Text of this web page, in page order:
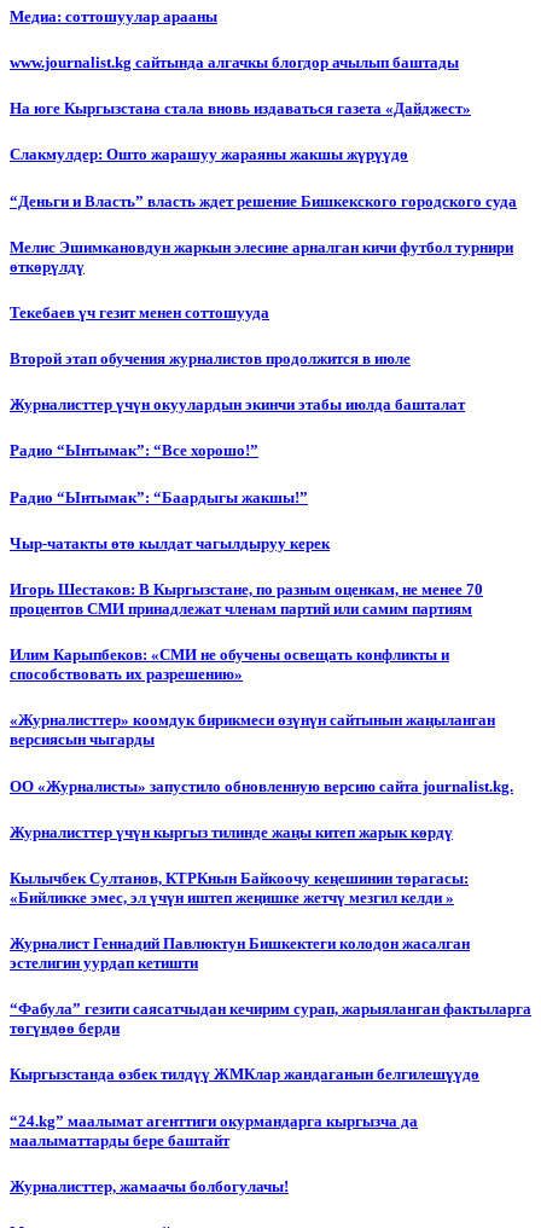
Медиа: соттошуулар арааны
www.journalist.kg сайтында алгачкы блогдор ачылып баштады
На юге Кыргызстана стала вновь издаваться газета «Дайджест»
Слакмулдер: Ошто жарашуу жараяны жакшы жүрүүдө
“Деньги и Власть” власть ждет решение Бишкекского городского суда
Мелис Эшимкановдун жаркын элесине арналган кичи футбол турнири
өткөрүлдү
Текебаев үч гезит менен соттошууда
Второй этап обучения журналистов продолжится в июле
Журналисттер үчүн окуулардын экинчи этабы июлда башталат
Радио “Ынтымак”: “Все хорошо!”
Радио “Ынтымак”: “Баардыгы жакшы!”
Чыр-чатакты өтө кылдат чагылдыруу керек
Игорь Шестаков: В Кыргызстане, по разным оценкам, не менее 70
процентов СМИ принадлежат членам партий или самим партиям
Илим Карыпбеков: «СМИ не обучены освещать конфликты и
способствовать их разрешению»
«Журналисттер» коомдук бирикмеси өзүнүн сайтынын жаңыланган
версиясын чыгарды
ОО «Журналисты» запустило обновленную версию сайта journalist.kg.
Журналисттер үчүн кыргыз тилинде жаңы китеп жарык көрдү
Кылычбек Султанов, КТРКнын Байкоочу кеңешинин төрагасы:
«Бийликке эмес, эл үчүн иштеп жеңишке жетчү мезгил келди »
Журналист Геннадий Павлюктун Бишкектеги колодон жасалган
эстелигин уурдап кетишти
“Фабула” гезити саясатчыдан кечирим сурап, жарыяланган фактыларга
төгүндөө берди
Кыргызстанда өзбек тилдүү ЖМКлар жандаганын белгилешүүдө
“24.kg” маалымат агенттиги окурмандарга кыргызча да
маалыматтарды бере баштайт
Журналисттер, жамаачы болбогулачы!